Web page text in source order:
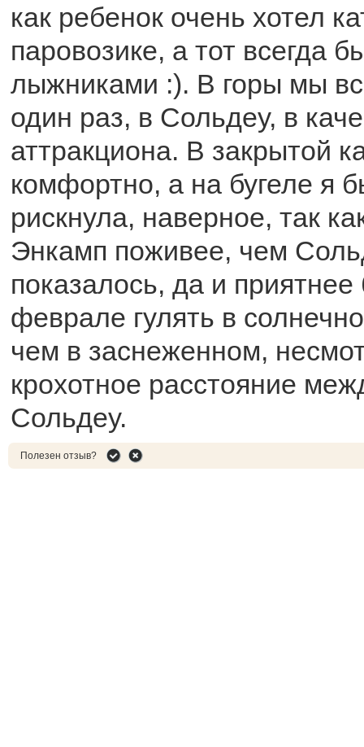
как ребенок очень хотел
паровозике, а тот всегда
лыжниками :). В горы мы
один раз, в Сольдеу, в
аттракциона. В закрытой
комфортно, а на бугеле я
рискнула, наверное, так
Энкамп поживее, чем
показалось, да и
феврале гулять в
чем в заснеженном,
крохотное расстояние
Сольдеу.
Полезен отзыв?